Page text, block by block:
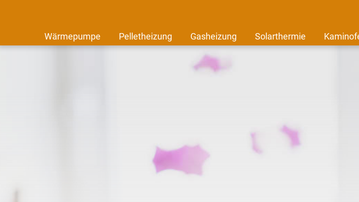
Wärmepumpe Pelletheizung Gasheizung Solarthermie